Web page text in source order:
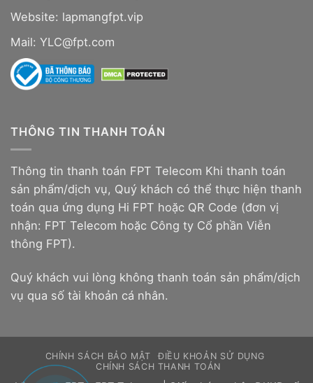
Website: lapmangfpt.vip
Mail: YLC@fpt.com
THÔNG TIN THANH TOÁN
Thông tin thanh toán FPT Telecom Khi thanh toán
sản phẩm/dịch vụ, Quý khách có thể thực hiện thanh
toán qua ứng dụng Hi FPT hoặc QR Code (đơn vị
nhận: FPT Telecom hoặc Công ty Cổ phần Viễn
thông FPT).
Quý khách vui lòng không thanh toán sản phẩm/dịch
vụ qua số tài khoản cá nhân.
CHÍNH SÁCH BẢO MẬT
ĐIỀU KHOẢN SỬ DỤNG
CHÍNH SÁCH THANH TOÁN